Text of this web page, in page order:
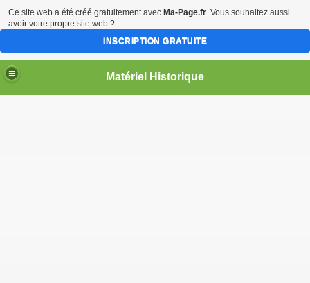
Matériel Historique
Ce site web a été créé gratuitement avec Ma-Page.fr. Vous souhaitez aussi
avoir votre propre site web ?
INSCRIPTION GRATUITE